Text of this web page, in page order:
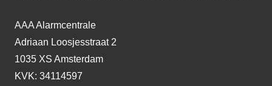
AAA Alarmcentrale
Adriaan Loosjesstraat 2
1035 XS Amsterdam
KVK: 34114597